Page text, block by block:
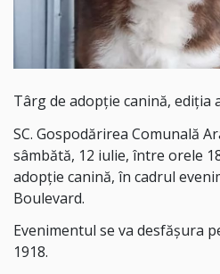
Târg de adopție canină, ediția
SC. Gospodărirea Comunală
sâmbătă, 12 iulie, între orele
adopție canină, în cadrul
Boulevard.
Evenimentul se va desfășura
1918.